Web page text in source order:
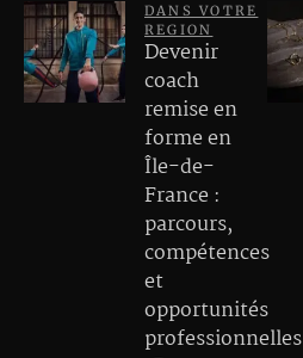
DANS VOTRE
REGION
Devenir
coach
remise en
forme en
Île-de-
France :
parcours,
compétences
et
opportunités
professionnelles